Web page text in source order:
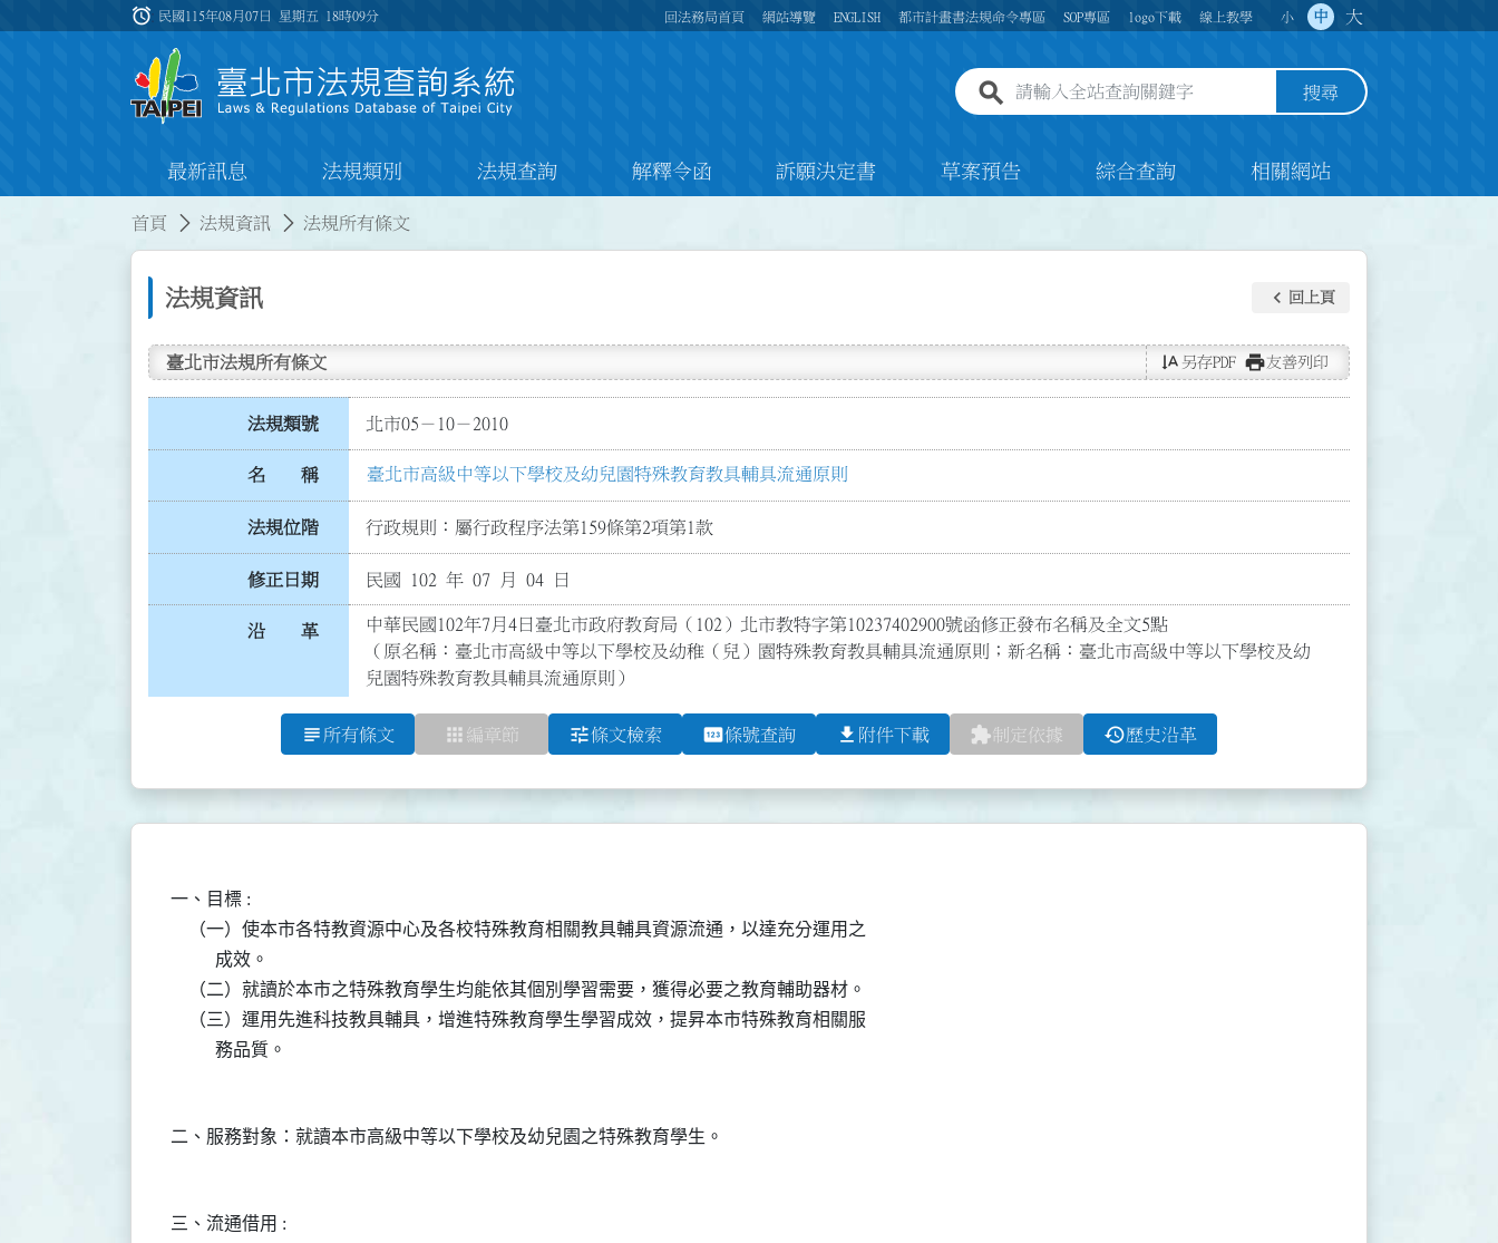
:::
alarm 民國115年08月07日 星期五 18時09分 回法務局首頁 網站導覽 ENGLISH 都市計畫書法規命令專區 SOP專區 logo下載 線上教學 小 中 大
全站查詢關鍵字欄位 搜尋
最新訊息 法規類別 法規查詢 解釋令函 訴願決定書 草案預告 綜合查詢 相關網站
首頁 法規資訊 法規所有條文
法規資訊 keyboard_arrow_left 回上頁
臺北市法規所有條文 text_rotate_vertical 另存PDF print友善列印
法規類號 北市05－10－2010
名 稱 臺北市高級中等以下學校及幼兒園特殊教育教具輔具流通原則
法規位階 行政規則：屬行政程序法第159條第2項第1款
修正日期 民國 102 年 07 月 04 日
沿 革
中華民國102年7月4日臺北市政府教育局（102）北市教特字第10237402900號函修正發布名稱及全文5點
（原名稱：臺北市高級中等以下學校及幼稚（兒）園特殊教育教具輔具流通原則；新名稱：臺北市高級中等以下學校及幼
兒園特殊教育教具輔具流通原則）
subject 所有條文 apps 編章節 tune條文檢索 pin條號查詢 file_download 附件下載 extension制定依據 history歷史沿革
一、目標 :
    （一）使本市各特教資源中心及各校特殊教育相關教具輔具資源流通，以達充分運用之
          成效。
    （二）就讀於本市之特殊教育學生均能依其個別學習需要，獲得必要之教育輔助器材。
    （三）運用先進科技教具輔具，增進特殊教育學生學習成效，提昇本市特殊教育相關服
三、流通借用 :